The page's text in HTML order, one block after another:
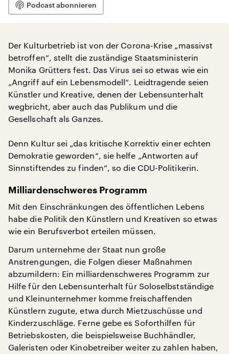
Podcast abonnieren
Der Kulturbetrieb ist von der Corona-Krise „massivst
betroffen“, stellt die zuständige Staatsministerin
Monika Grütters fest. Das Virus sei so etwas wie ein
„Angriff auf ein Lebensmodell“. Leidtragende seien
Künstler und Kreative, denen der Lebensunterhalt
wegbricht, aber auch das Publikum und die
Gesellschaft als Ganzes.
Denn Kultur sei „das kritische Korrektiv einer echten
Demokratie geworden“, sie helfe „Antworten auf
Sinnstiftendes zu finden“, so die CDU-Politikerin.
Milliardenschweres Programm
Mit den Einschränkungen des öffentlichen Lebens
habe die Politik den Künstlern und Kreativen so etwas
wie ein Berufsverbot erteilen müssen.
Darum unternehme der Staat nun große
Anstrengungen, die Folgen dieser Maßnahmen
abzumildern: Ein milliardenschweres Programm zur
Hilfe für den Lebensunterhalt für Soloselbstständige
und Kleinunternehmer komme freischaffenden
Künstlern zugute, etwa durch Mietzuschüsse und
Kinderzuschläge. Ferne gebe es Soforthilfen für
Betriebskosten, die beispielsweise Buchhändler,
Galeristen oder Kinobetreiber weiter zu zahlen haben,